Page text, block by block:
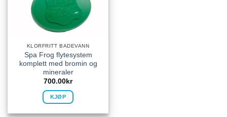
KLORFRITT BADEVANN
Spa Frog flytesystem
komplett med bromin og
mineraler
700.00 kr
KJØP